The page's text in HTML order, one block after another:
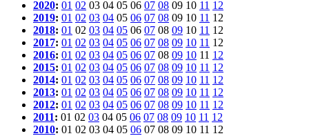
2020: 01 02 03 04 05 06 07 08 09 10 11 12
2019: 01 02 03 04 05 06 07 08 09 10 11 12
2018: 01 02 03 04 05 06 07 08 09 10 11 12
2017: 01 02 03 04 05 06 07 08 09 10 11 12
2016: 01 02 03 04 05 06 07 08 09 10 11 12
2015: 01 02 03 04 05 06 07 08 09 10 11 12
2014: 01 02 03 04 05 06 07 08 09 10 11 12
2013: 01 02 03 04 05 06 07 08 09 10 11 12
2012: 01 02 03 04 05 06 07 08 09 10 11 12
2011: 01 02 03 04 05 06 07 08 09 10 11 12
2010: 01 02 03 04 05 06 07 08 09 10 11 12